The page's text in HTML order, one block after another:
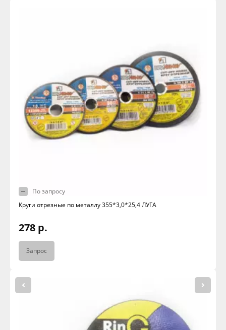
По запросу
Круги отрезные по металлу 355*3,0*25,4 ЛУГА
278 р.
Запрос